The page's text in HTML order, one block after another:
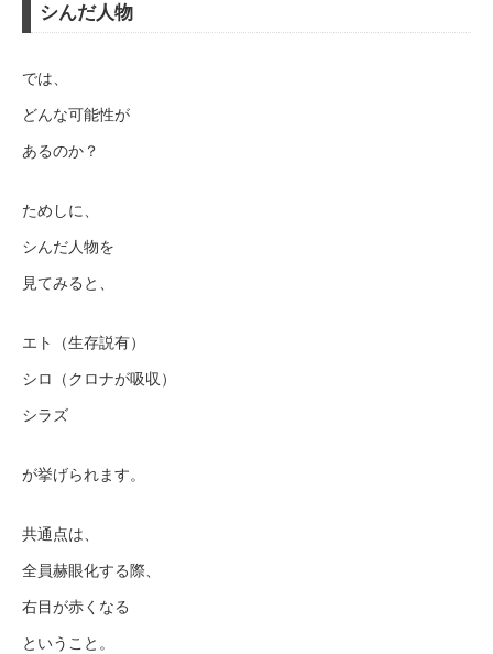
シんだ人物
では、
どんな可能性が
あるのか？
ためしに、
シんだ人物を
見てみると、
エト（生存説有）
シロ（クロナが吸収）
シラズ
が挙げられます。
共通点は、
全員赫眼化する際、
右目が赤くなる
ということ。